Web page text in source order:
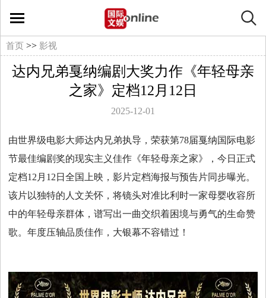
国
际
文
视
首页 >> 影视
达内兄弟戛纳编剧大奖力作《年轻母亲
之家》定档12月12日
2025-12-01
由世界级电影大师达内兄弟执导，荣获第78届戛纳国际电影
节最佳编剧奖的现实主义佳作《年轻母亲之家》，今日正式
定档12月12日全国上映，影片定档海报与预告片同步曝光。
该片以独特的人文关怀，将镜头对准比利时一家母婴收容所
中的年轻母亲群体，谱写出一曲交织着困境与勇气的生命赞
歌。年度压轴品质佳作，大银幕不容错过！